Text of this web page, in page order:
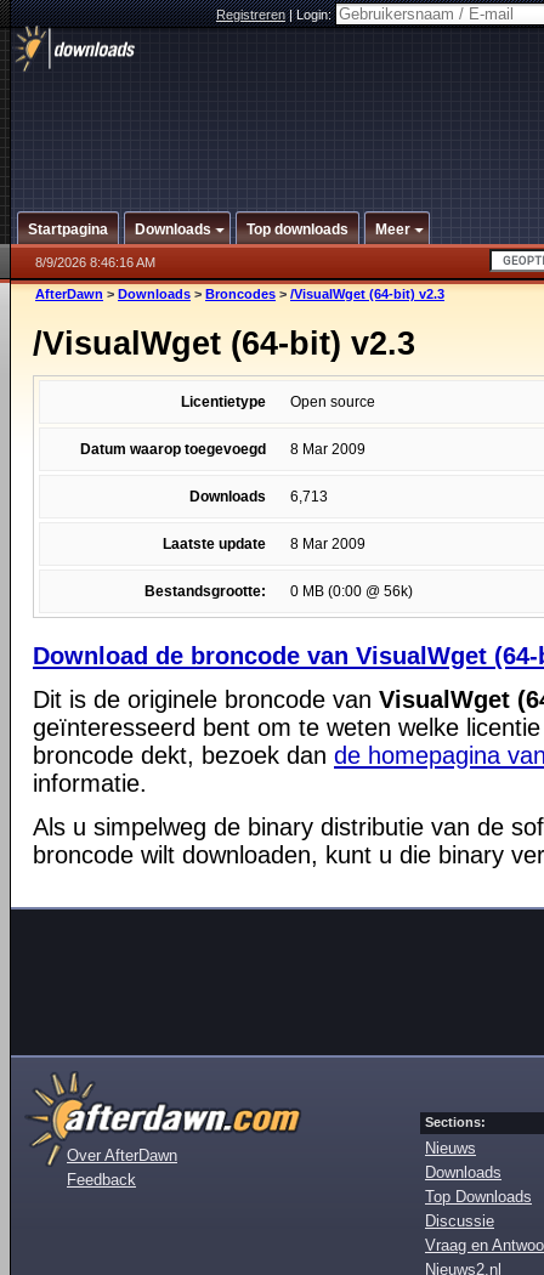
Registreren|Login:
Startpagina Downloads Top downloads Meer
8/9/2026 8:46:16 AM
AfterDawn > Downloads > Broncodes > /VisualWget (64-bit) v2.3
/VisualWget (64-bit) v2.3
Licentietype Open source
Datum waarop toegevoegd 8 Mar 2009
Downloads 6,713
Laatste update 8 Mar 2009
Bestandsgrootte: 0 MB (0:00 @ 56k)
Download de broncode van VisualWget
Dit is de originele broncode van VisualWget
geïnteresseerd bent om te weten welke
broncode dekt, bezoek dan de homepagina
informatie.
Als u simpelweg de binary distributie van de
broncode wilt downloaden, kunt u die binary
Over AfterDawn
Feedback
Sections:
Nieuws
Downloads
Top Downloads
Discussie
Vraag en
Nieuws2.nl